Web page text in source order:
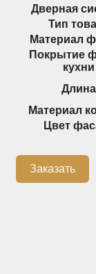
+7 (926) 192-
Доставка
Дверная
Тип
Материал
Покрытие
кухни
Длина
Материал
Цвет
Заказать